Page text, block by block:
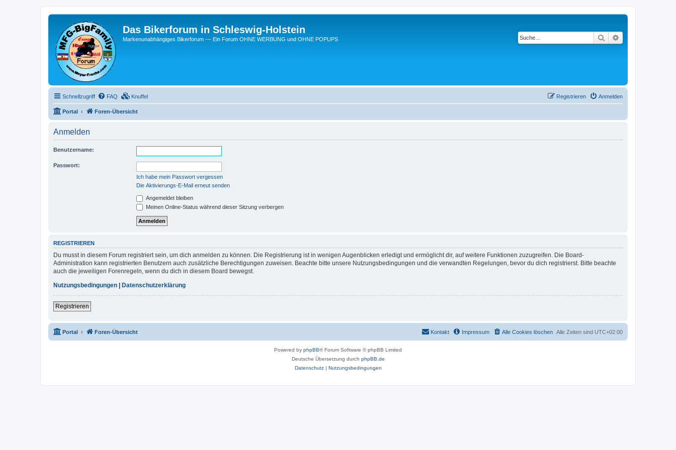
Das Bikerforum in Schleswig-Holstein
Markenunabhängiges Bikerforum --- Ein Forum OHNE WERBUNG und OHNE POPUPS Suche
Schnellzugriff FAQ Knuffel Anmelden
Registrieren
Portal Foren-Übersicht
Anmelden
Benutzername:
Passwort:
Ich habe mein Passwort vergessen
Die Aktivierungs-E-Mail erneut senden
Angemeldet bleiben
Meinen Online-Status während dieser Sitzung verbergen
REGISTRIEREN
Du musst in diesem Forum registriert sein, um dich anmelden zu können. Die Registrierung ist in wenigen Augenblicken erledigt und ermöglicht dir, auf weitere Funktionen zuzugreifen. Die Board-
Administration kann registrierten Benutzern auch zusätzliche Berechtigungen zuweisen. Beachte bitte unsere Nutzungsbedingungen und die verwandten Regelungen, bevor du dich registrierst. Bitte beachte
auch die jeweiligen Forenregeln, wenn du dich in diesem Board bewegst.
Nutzungsbedingungen | Datenschutzerklärung
Registrieren
Portal Foren-Übersicht Alle Zeiten sind UTC+02:00
Alle Cookies löschen
Impressum
Kontakt
Powered by phpBB® Forum Software © phpBB Limited
Deutsche Übersetzung durch phpBB.de
Datenschutz| Nutzungsbedingungen